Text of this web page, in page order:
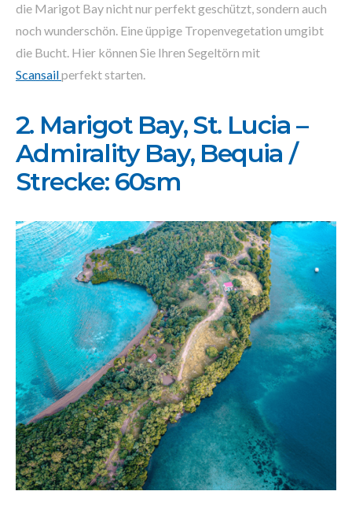
die Marigot Bay nicht nur perfekt geschützt, sondern auch
noch wunderschön. Eine üppige Tropenvegetation umgibt
die Bucht. Hier können Sie Ihren Segeltörn mit
Scansailperfekt starten.
2. Marigot Bay, St. Lucia –
Admirality Bay, Bequia /
Strecke: 60sm